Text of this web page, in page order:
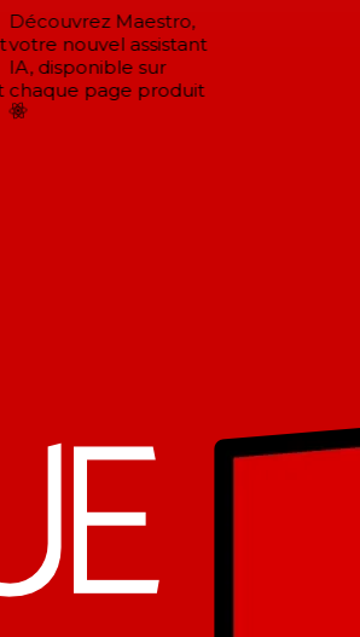
Découvrez Maestro,
votre nouvel assistant
IA, disponible sur
chaque page produit